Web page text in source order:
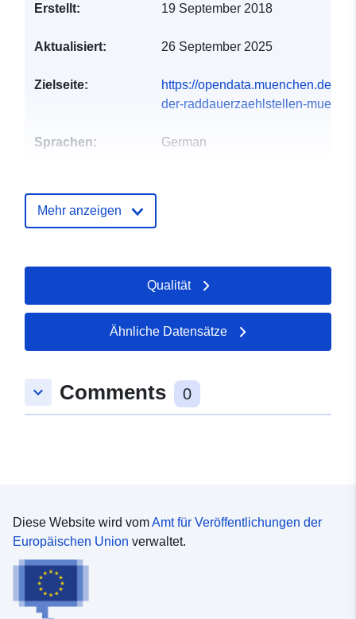
Erstellt: 19 September 2018
Aktualisiert: 26 September 2025
Zielseite:
https://opendata.muenchen.de/
der-raddauerzaehlstellen-
Sprachen: German
:
Verhaltensdaten
E-Mail:
Kataloge:
03 June 2026
Aktualisiert auf data.europa.eu:
uriRef:
http://data.europa.eu/88u/dataset/
7b05-4a0c-ad6d-0d1061e88038
Zugangsrechte:
Mehr anzeigen
Qualität
Ähnliche Datensätze
keyboard_arrow_down Comments 0
Diese Website wird vomAmt für Veröffentlichungen der
Europäischen Union verwaltet.